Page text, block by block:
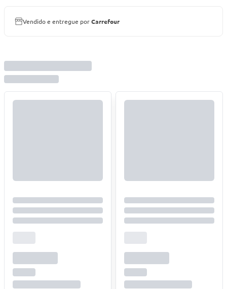
Vendido e entregue porCarrefour